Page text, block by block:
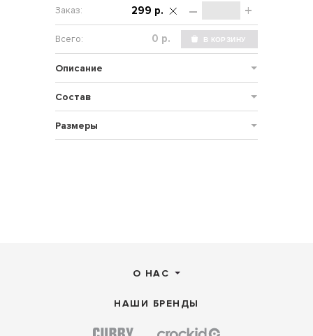
– +
299 р.
р.
Описание
Состав
Размеры
О НАС
НАШИ БРЕНДЫ